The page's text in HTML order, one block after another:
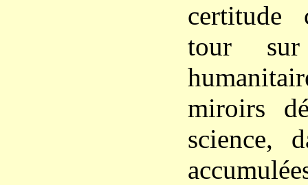
certitude
tour
miroirs
science,